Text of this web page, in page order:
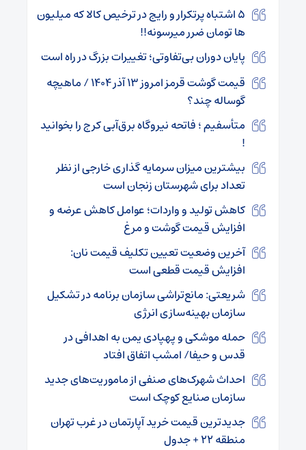
۵ اشتباه پرتکرار و رایج در ترخیص کالا که میلیون
ها تومان ضرر میرسونه!!
پایان دوران بی‌تفاوتی؛ تغییرات بزرگ در راه است
قیمت گوشت قرمز امروز ۱۳ آذر ۱۴۰۴ / ماهیچه
گوساله چند؟
متأسفیم ؛ فاتحه نیروگاه برق‌آبی کرج را بخوانید
!
بیشترین میزان سرمایه گذاری خارجی از نظر
تعداد برای شهرستان زنجان است
کاهش تولید و واردات؛ عوامل کاهش عرضه و
افزایش قیمت گوشت و مرغ
آخرین وضعیت تعیین تکلیف قیمت نان:
افزایش قیمت قطعی است
شریعتی: مانع‌تراشی سازمان برنامه در تشکیل
سازمان بهینه‌سازی انرژی
حمله موشکی و پهپادی یمن به اهدافی در
قدس و حیفا/ امشب اتفاق افتاد
احداث شهرک‌های صنفی از ماموریت‌های جدید
سازمان صنایع کوچک است
جدیدترین قیمت خرید آپارتمان در غرب تهران
منطقه ۲۲ + جدول